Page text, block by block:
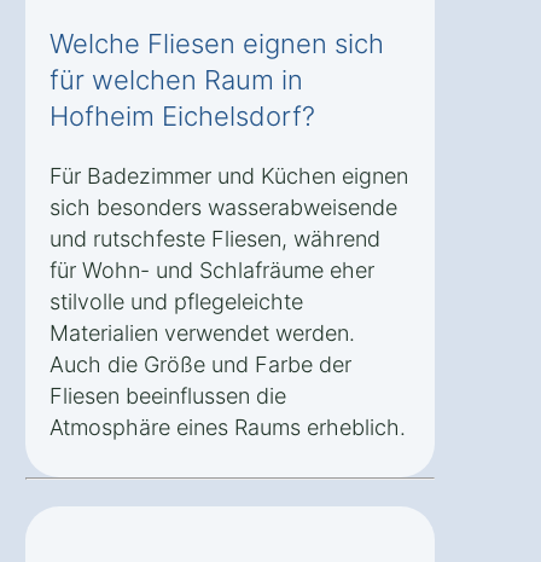
Welche Fliesen eignen sich
für welchen Raum in
Hofheim Eichelsdorf?
Für Badezimmer und Küchen eignen
sich besonders wasserabweisende
und rutschfeste Fliesen, während
für Wohn- und Schlafräume eher
stilvolle und pflegeleichte
Materialien verwendet werden.
Auch die Größe und Farbe der
Fliesen beeinflussen die
Atmosphäre eines Raums erheblich.